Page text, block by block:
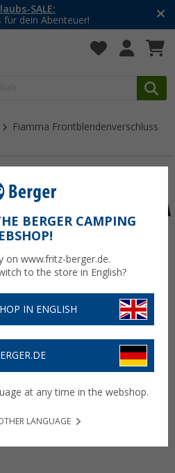
SALE:
für dein Abenteuer!
Fiamma Frontblendenverschluss
(rechts)
BERGER CAMPING
on www.fritz-berger.de.
to the store in English?
IN ENGLISH
at any time in the webshop.
LANGUAGE